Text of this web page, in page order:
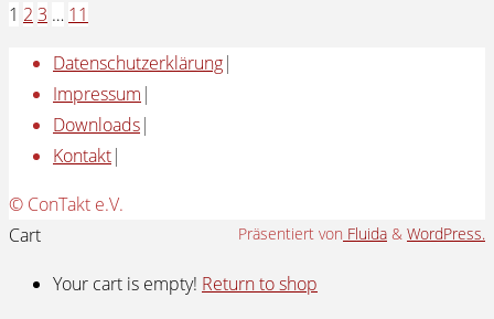
Cristin
Claas,
Bandwochenende
&
Co"
Seitennummerierung
der
Beiträge
1 2 3 … 11
Datenschutzerklärung|
Impressum |
Downloads|
Kontakt|
Zurück
nach
© ConTakt e.V.
Präsentiert von Fluida & WordPress.
Cart
Your cart is empty! Return to shop